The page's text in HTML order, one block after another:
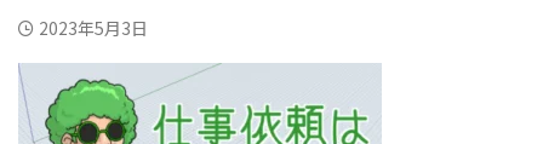
2023年5月3日